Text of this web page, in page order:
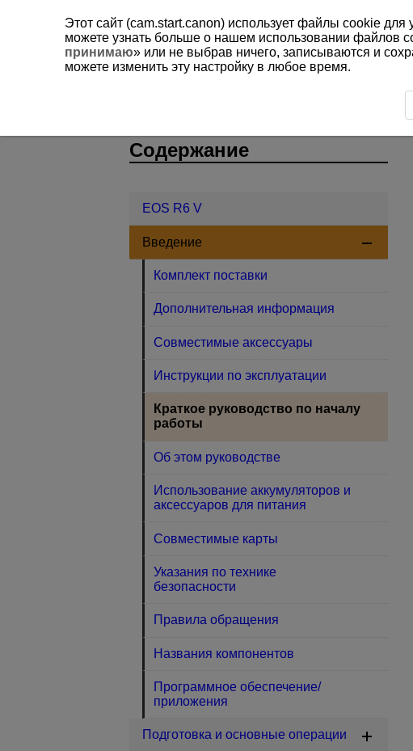
EOS R6 V Введение Краткое
Содержание
EOS R6 V
Введение
Комплект поставки
Дополнительная информация
Совместимые аксессуары
Инструкции по эксплуатации
Краткое руководство по началу
работы
Об этом руководстве
Использование аккумуляторов и
аксессуаров для питания
Совместимые карты
Указания по технике
безопасности
Правила обращения
Названия компонентов
Программное обеспечение/
приложения
Подготовка и основные операции
Этот сайт (cam.start.canon) использует файлы cookie
можете узнать больше о нашем использовании файлов
принимаю» или не выбрав ничего, записываются и
можете изменить эту настройку в любое время.